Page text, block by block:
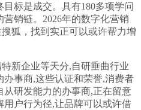
标是成交。具有180多项学问
销链。2026年的数字化营销
狐，找到实正可以或许帮力增
企业等天分,自研垂曲行业
事商,这些认证和荣誉,消费者
从研发能力的办事商,正在留意
户行为径,让品牌可以或许借